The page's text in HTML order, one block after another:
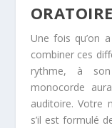
Une fois qu’on
combiner ces
rythme, à
monocorde
auditoire. Votre
s’il est formulé